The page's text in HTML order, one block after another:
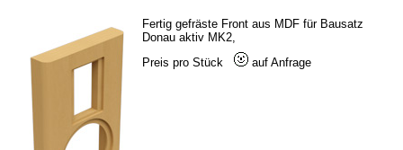
Fertig gefräste Front aus MDF für Bausatz
Donau aktiv MK2,
Preis pro Stück
auf Anfrage